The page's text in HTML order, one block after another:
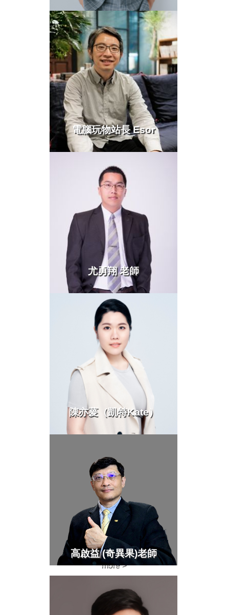
電腦玩物站長 Esor
more >
尤勇翔 老師
more >
陳亦萲（凱特Kate）
高啟益 (奇異果)老師
more >